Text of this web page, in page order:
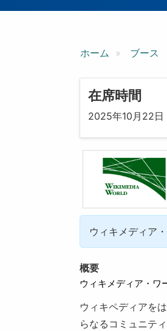
ホーム ブース
在席時間
2025年10月22日
ウィキメディア
概要
ウィキメディア・ワ
ウィキペディアを
らなるコミュニテ